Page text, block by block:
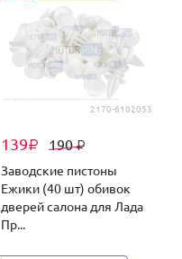
2170-6102053
139₽ 190₽
Заводские пистоны
Ежики (40 шт) обивок
дверей салона для Лада
Пр...